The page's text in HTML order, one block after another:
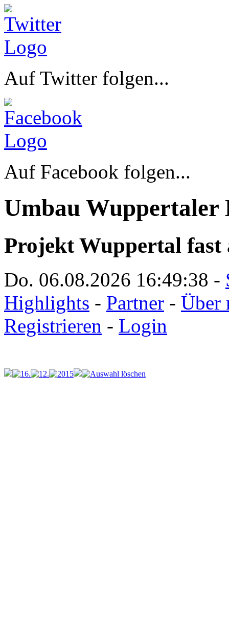
Auf Twitter folgen...
Auf Facebook folgen...
Umbau Wuppertaler
Projekt Wuppertal fast
Do. 06.08.2026 16:49:38 -
Highlights - Partner - Über
Registrieren - Login